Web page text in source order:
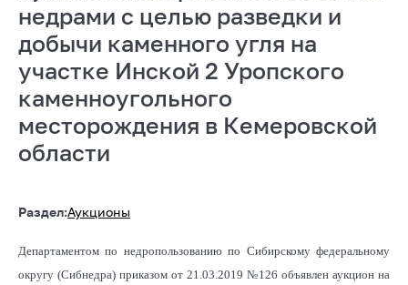
недрами с целью разведки и
добычи каменного угля на
участке Инской 2 Уропского
каменноугольного
месторождения в Кемеровской
области
Раздел:Аукционы
Департаментом по недропользованию по Сибирскому федеральному
округу (Сибнедра) приказом от 21.03.2019 №126 объявлен аукцион на